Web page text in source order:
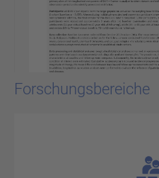
Forschungsbereiche